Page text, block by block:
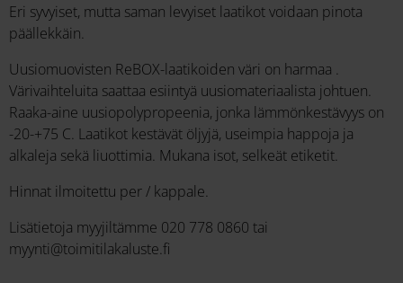
Eri syvyiset, mutta saman levyiset laatikot voidaan pinota
päällekkäin.
Uusiomuovisten ReBOX-laatikoiden väri on harmaa .
Värivaihteluita saattaa esiintyä uusiomateriaalista johtuen.
Raaka-aine uusiopolypropeenia, jonka lämmönkestävyys on
-20-+75 C. Laatikot kestävät öljyjä, useimpia happoja ja
alkaleja sekä liuottimia. Mukana isot, selkeät etiketit.
Hinnat ilmoitettu per / kappale.
Lisätietoja myyjiltämme 020 778 0860 tai
myynti@toimitilakaluste.fi